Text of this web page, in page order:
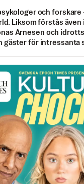
och forskare
Liksom förstås även
Arnesen och
gäster för intressanta